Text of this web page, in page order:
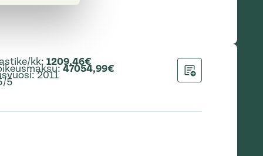
kk: 1209,46€
:47054,99€
:2011
5 Lisää hakemukseen